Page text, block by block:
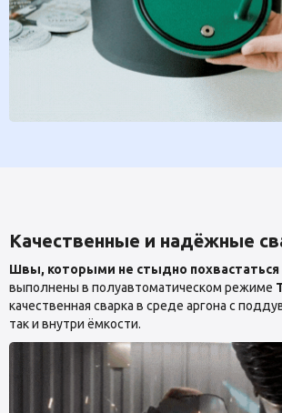
Качественные и надёжные
Швы, которыми не стыдно похвастаться
выполнены в полуавтоматическом режиме
качественная сварка в среде аргона с
так и внутри ёмкости.